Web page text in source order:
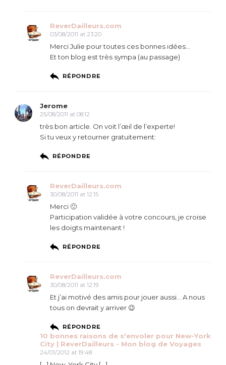
ReverDailleurs.com
03/08/2011 at 23:20
Merci Julie pour toutes ces bonnes idées…
Et ton blog est très sympa (au passage)
RÉPONDRE
Jerome
25/08/2011 at 08:12
très bon article. On voit l’œil de l’experte!
Si tu veux y retourner gratuitement:
RÉPONDRE
ReverDailleurs.com
30/08/2011 at 12:15
Merci 🙂
Participation validée à votre concours, je croise
les doigts maintenant !
RÉPONDRE
ReverDailleurs.com
30/08/2011 at 12:19
Et j’ai motivé des amis pour jouer aussi… A nous
tous on devrait y arriver 😉
RÉPONDRE
10 bonnes raisons de s'envoler pour New-York
City | ReverDailleurs - Mon blog de Voyages
24/01/2012 at 19:48